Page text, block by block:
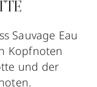
Sauvage Eau
Kopfnoten
und der